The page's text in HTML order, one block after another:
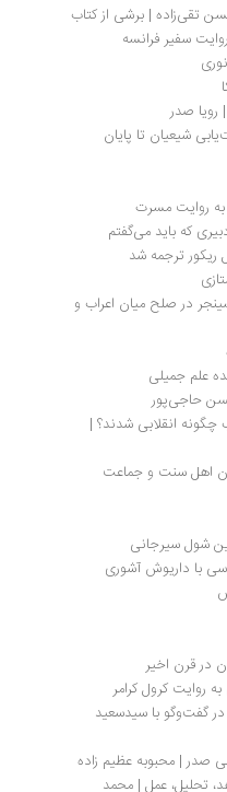
| برشی از کتاب
فرانسه
نشست نقد و بررسی سیر تطور هویت‌یابی شیعیان تا پایان
مسرت
باید می‌گفتم
ترجمه شد
نقش مذاکرات حافظ اسد و هنری کیسینجر در صلح میان اعراب و
مروری بر شکست: تحصیل‌کردگان غرب چگونه انقلابی شدند؟ |
سنت و جماعت
سیرجانی
آشوری
اخیر
کرول کرامر
تاریخ صفویه به روایت سنگ‌نبشته‌ها در گفت‌وگو با سیدسعید